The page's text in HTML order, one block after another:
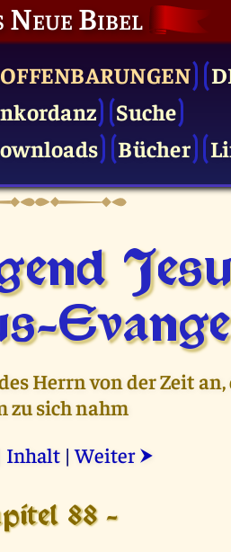
Neue Bibel
Suche
Bücher
Herrn von der Zeit an,
zu sich nahm
Inhalt |Weiter ⮞
88 -